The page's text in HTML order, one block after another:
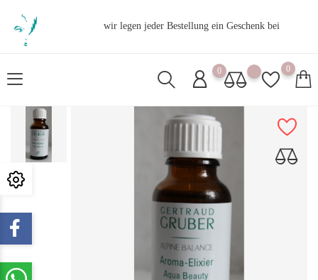
wir legen jeder Bestellung ein Geschenk bei
0 0